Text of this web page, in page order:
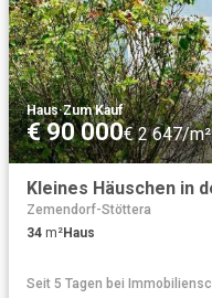
Haus·Zum Kauf
€ 90 000€ 2 647/m²
Kleines Häuschen in
Zemendorf-Stöttera
34 m²Haus
Seit 5 Tagen bei